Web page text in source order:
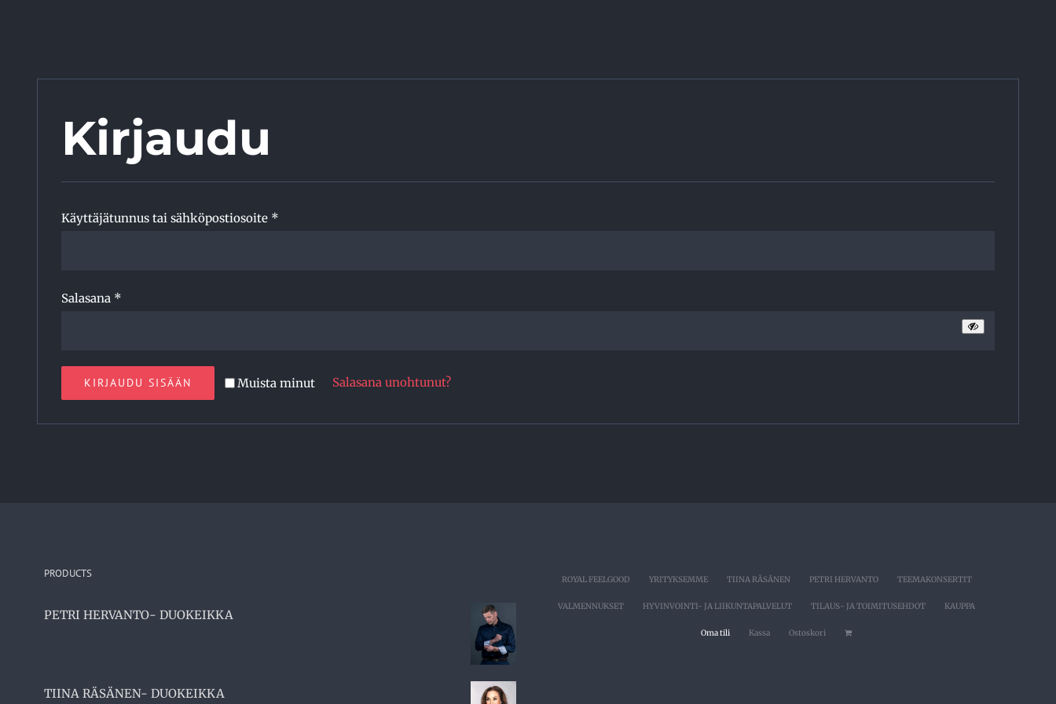
Kirjaudu
Käyttäjätunnus tai sähköpostiosoite *
Salasana *
Muista minut
KIRJAUDU SISÄÄN Salasana unohtunut?
PRODUCTS
PETRI HERVANTO- DUOKEIKKA
TIINA RÄSÄNEN- DUOKEIKKA
ROYAL FEELGOOD YRITYKSEMME TIINA RÄSÄNEN PETRI HERVANTO TEEMAKONSERTIT
VALMENNUKSET HYVINVOINTI- JA LIIKUNTAPALVELUT TILAUS- JA TOIMITUSEHDOT KAUPPA
Oma tili Kassa Ostoskori